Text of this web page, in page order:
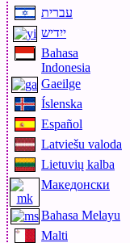
עברית
ייִדיש
Bahasa
Indonesia
Gaeilge
Íslenska
Español
Latviešu valoda
Lietuvių kalba
Македонски
Bahasa Melayu
Malti